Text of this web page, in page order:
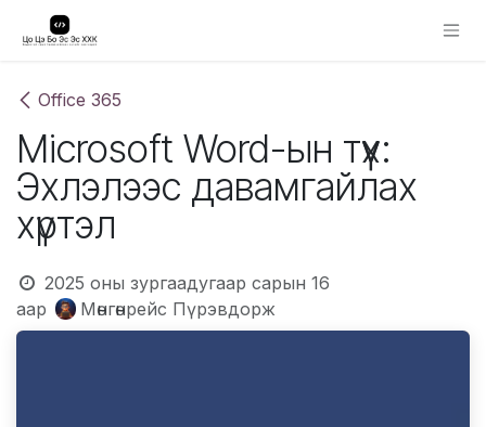
Skip to Content
Office 365
Microsoft Word-ын түүх:
Эхлэлээс давамгайлах
хүртэл
2025 оны зургаадугаар сарын 16
аар
Мөнгөнрейс Пүрэвдорж